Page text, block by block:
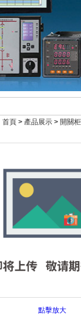
首頁 > 產品展示 > 開關
點擊放大